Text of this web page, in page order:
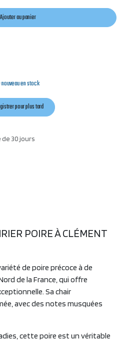
Ajouter au panier
en stock
pour plus tard
30 jours
POIRE À CLÉMENT
de poire précoce à de
de la France, qui offre
Sa chair
avec des notes musquées
cette poire est un véritable